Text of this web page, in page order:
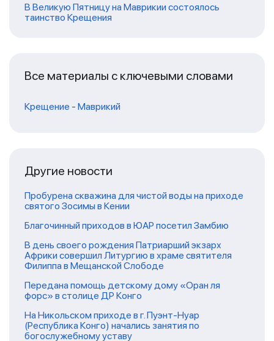
В Великую Пятницу на Маврикии состоялось
таинство Крещения
Все материалы с ключевыми словами
Крещение - Маврикий
Другие новости
Пробурена скважина для чистой воды на приходе
святого Зосимы в Кении
Благочинный приходов в ЮАР посетил Замбию
В день своего рождения Патриарший экзарх
Африки совершил Литургию в храме святителя
Филиппа в Мещанской Слободе
Передана помощь детскому дому «Оран ля
форс» в столице ДР Конго
На Никольском приходе в г. Пуэнт-Нуар
(Республика Конго) начались занятия по
богослужебному уставу